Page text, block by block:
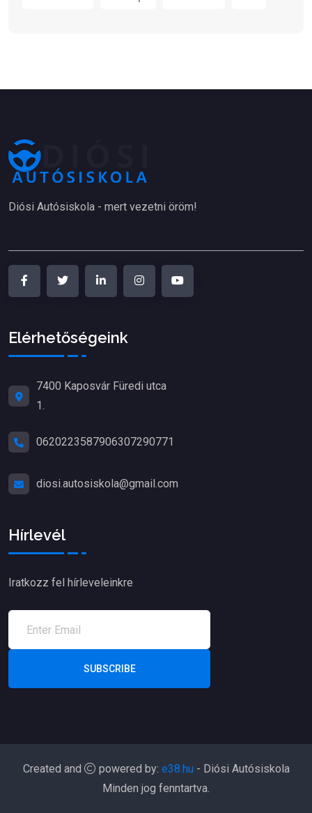
Diósi Autósiskola - mert vezetni öröm!
Elérhetőségeink
7400 Kaposvár Füredi utca
1.
0620223587906307290771
diosi.autosiskola@gmail.com
Hírlevél
Iratkozz fel hírleveleinkre
SUBSCRIBE
Created and powered by: e38.hu - Diósi Autósiskola
Minden jog fenntartva.